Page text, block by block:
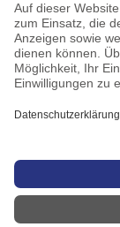
Impressum
AGB
Datenschutz